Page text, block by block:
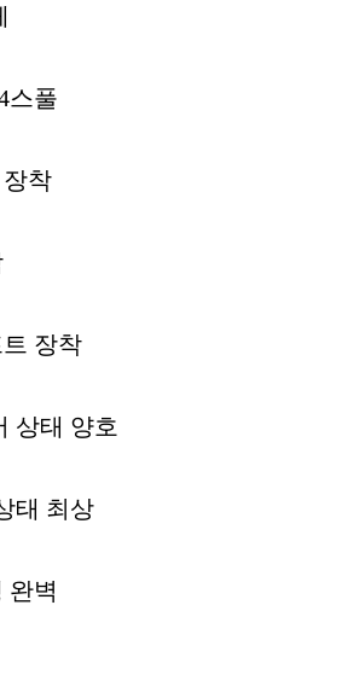
스풀
착
장착
상태 양호
태 최상
완벽